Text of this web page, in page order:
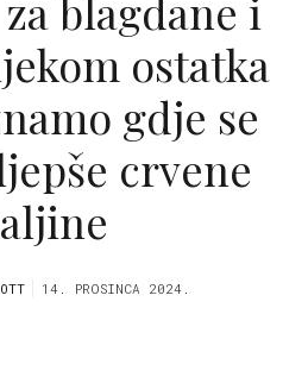
blagdane i
ostatka
gdje se
crvene
14. PROSINCA 2024.